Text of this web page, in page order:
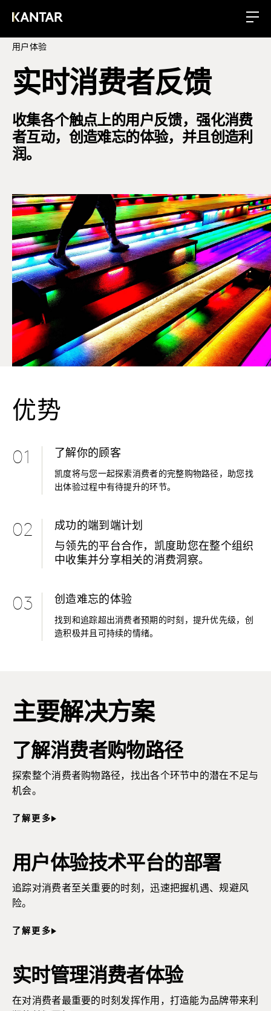
用户体验
实时消费者反馈
收集各个触点上的用户反馈，强化消费
者互动，创造难忘的体验，并且创造利
润。
优势
01 了解你的顾客
凯度将与您一起探索消费者的完整购物路径，助您找
出体验过程中有待提升的环节。
02
成功的端到端计划
与领先的平台合作，凯度助您在整个组织
中收集并分享相关的消费洞察。
03 创造难忘的体验
找到和追踪超出消费者预期的时刻，提升优先级，创
造积极并且可持续的情绪。
主要解决方案
了解消费者购物路径
探索整个消费者购物路径，找出各个环节中的潜在不足与
机会。
了解更多
用户体验技术平台的部署
追踪对消费者至关重要的时刻，迅速把握机遇、规避风
险。
了解更多
实时管理消费者体验
在对消费者最重要的时刻发挥作用，打造能为品牌带来利